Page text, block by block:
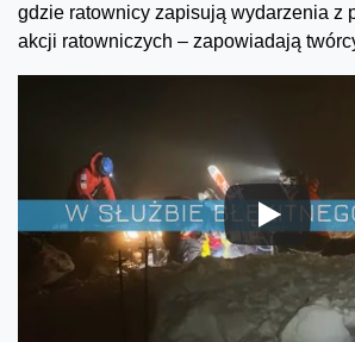
gdzie ratownicy zapisują wydarzenia z
akcji ratowniczych – zapowiadają